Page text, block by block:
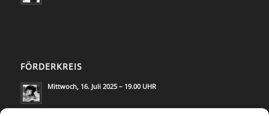
FÖRDERKREIS
Mittwoch, 16. Juli 2025 – 19.00 UHR